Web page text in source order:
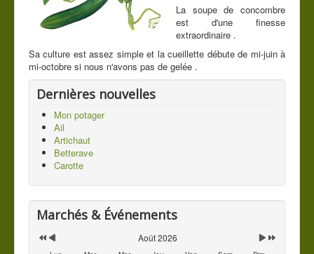
C.G.V.
Mentions légales
Contact
Vous êtes ici : Accueil
Les légumes du jardin
Mes légumes
Concombre
La soupe de concombre
est d'une finesse
extraordinaire .
Sa culture est assez simple et la cueillette débute de mi-juin à
mi-octobre si nous n'avons pas de gelée .
Dernières nouvelles
Mon potager
Ail
Artichaut
Betterave
Carotte
Marchés & Événements
Août 2026